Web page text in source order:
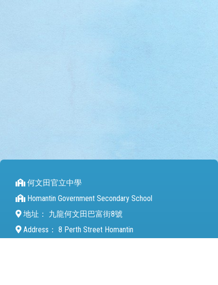
何文田官立中學
Homantin Government Secondary School
地址：
九龍何文田巴富街8號
Address： 8 Perth Street Homantin